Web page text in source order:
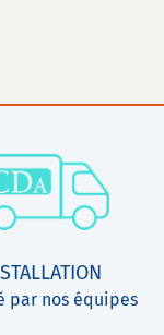
par nos équipes